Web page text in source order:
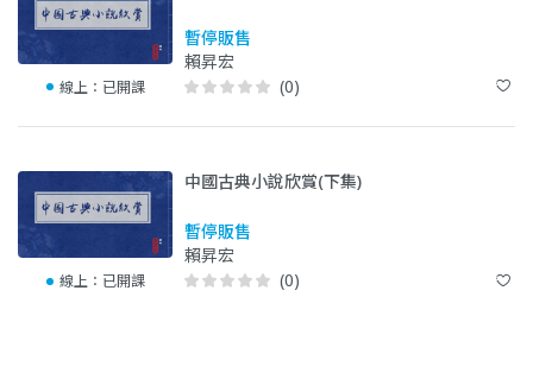
線上： 已開課
暫停販售
賴昇宏
(0)
線上： 已開課
中國古典小說欣賞(下集)
暫停販售
賴昇宏
(0)